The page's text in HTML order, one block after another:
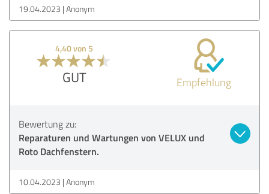
19.04.2023 Anonym
4,40 von 5
GUT Empfehlung
Bewertung zu:
Reparaturen und Wartungen von VELUX und
Roto Dachfenstern.
10.04.2023 Anonym